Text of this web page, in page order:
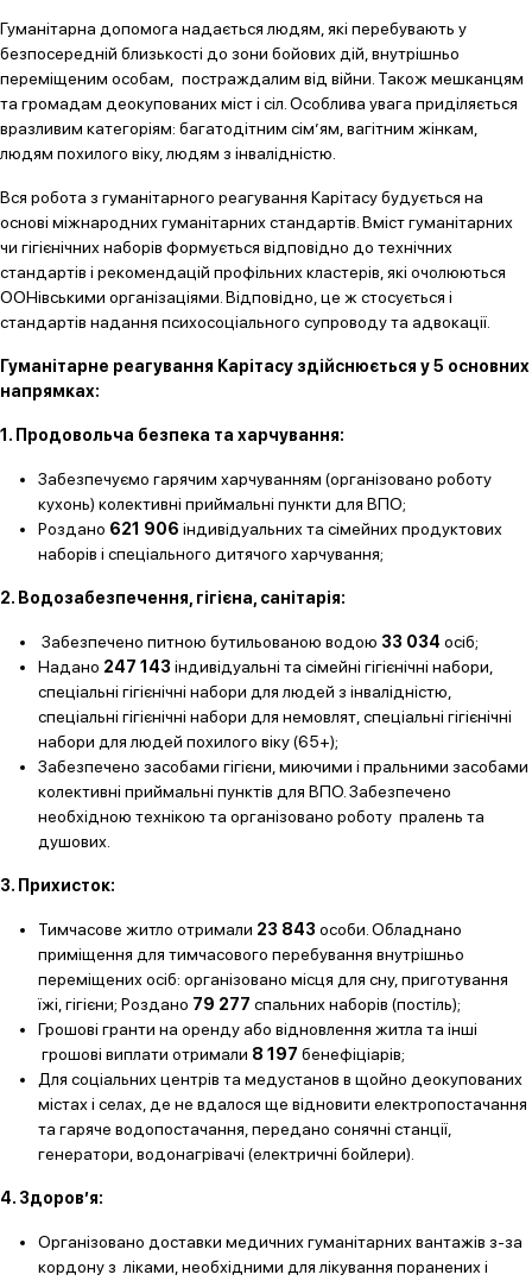
Гуманітарна допомога надається людям, які перебувають у
безпосередній близькості до зони бойових дій, внутрішньо
переміщеним особам, постраждалим від війни. Також мешканцям
та громадам деокупованих міст і сіл. Особлива увага приділяється
вразливим категоріям: багатодітним сім’ям, вагітним жінкам,
людям похилого віку, людям з інвалідністю.
Вся робота з гуманітарного реагування Карітасу будується на
основі міжнародних гуманітарних стандартів. Вміст гуманітарних
чи гігієнічних наборів формується відповідно до технічних
стандартів і рекомендацій профільних кластерів, які очолюються
ООНівськими організаціями. Відповідно, це ж стосується і
стандартів надання психосоціального супроводу та адвокації.
Гуманітарне реагування Карітасу здійснюється у 5 основних
напрямках:
1. Продовольча безпека та харчування:
Забезпечуємо гарячим харчуванням (організовано роботу
кухонь) колективні приймальні пункти для ВПО;
Роздано 621 906 індивідуальних та сімейних продуктових
наборів і спеціального дитячого харчування;
2. Водозабезпечення, гігієна, санітарія:
Забезпечено питною бутильованою водою 33 034 осіб;
Надано 247 143 індивідуальні та сімейні гігієнічні набори,
спеціальні гігієнічні набори для людей з інвалідністю,
спеціальні гігієнічні набори для немовлят, спеціальні гігієнічні
набори для людей похилого віку (65+);
Забезпечено засобами гігієни, миючими і пральними засобами
колективні приймальні пунктів для ВПО. Забезпечено
необхідною технікою та організовано роботу пралень та
душових.
3. Прихисток:
Тимчасове житло отримали 23 843 особи. Обладнано
приміщення для тимчасового перебування внутрішньо
переміщених осіб: організовано місця для сну, приготування
їжі, гігієни; Роздано 79 277 спальних наборів (постіль);
Грошові гранти на оренду або відновлення житла та інші
грошові виплати отримали 8 197 бенефіціарів;
Для соціальних центрів та медустанов в щойно деокупованих
містах і селах, де не вдалося ще відновити електропостачання
та гаряче водопостачання, передано сонячні станції,
генератори, водонагрівачі (електричні бойлери).
4. Здоров’я:
Організовано доставки медичних гуманітарних вантажів з-за
кордону з ліками, необхідними для лікування поранених і